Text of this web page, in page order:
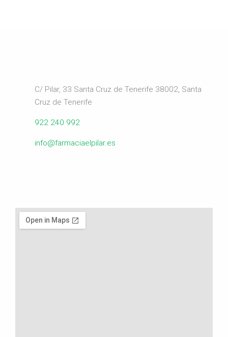
C/ Pilar, 33 Santa Cruz de Tenerife 38002, Santa
Cruz de Tenerife
922 240 992
info@farmaciaelpilar.es